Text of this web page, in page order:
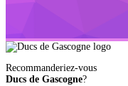
Recommanderiez-vous
Ducs de Gascogne?